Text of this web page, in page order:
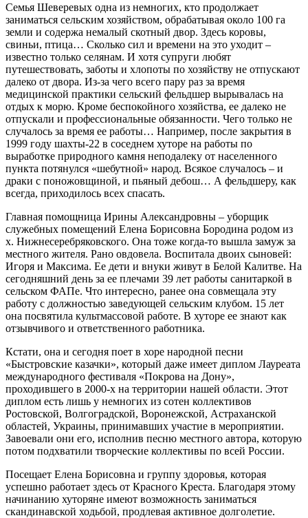
Семья Шеверевых одна из немногих, кто продолжает
заниматься сельским хозяйством, обрабатывая около 100 га
земли и содержа немалый скотный двор. Здесь коровы,
свиньи, птица… Сколько сил и времени на это уходит –
известно только селянам. И хотя супруги любят
путешествовать, заботы и хлопоты по хозяйству не отпускают
далеко от двора. Из-за чего всего пару раз за время
медицинской практики сельский фельдшер вырывалась на
отдых к морю. Кроме беспокойного хозяйства, ее далеко не
отпускали и профессиональные обязанности. Чего только не
случалось за время ее работы… Например, после закрытия в
1999 году шахты-22 в соседнем хуторе на работы по
выработке природного камня неподалеку от населенного
пункта потянулся «шебутной» народ. Всякое случалось – и
драки с поножовщиной, и пьяный дебош… А фельдшеру, как
всегда, приходилось всех спасать.
Главная помощница Ирины Александровны – уборщик
служебных помещений Елена Борисовна Бородина родом из
х. Нижнесеребряковского. Она тоже когда-то вышла замуж за
местного жителя. Рано овдовела. Воспитала двоих сыновей:
Игоря и Максима. Ее дети и внуки живут в Белой Калитве. На
сегодняшний день за ее плечами 39 лет работы санитаркой в
сельском ФАПе. Что интересно, ранее она совмещала эту
работу с должностью заведующей сельским клубом. 15 лет
она посвятила культмассовой работе. В хуторе ее знают как
отзывчивого и ответственного работника.
Кстати, она и сегодня поет в хоре народной песни
«Быстровские казачки», который даже имеет диплом Лауреата
международного фестиваля «Покрова на Дону»,
проходившего в 2000-х на территории нашей области. Этот
диплом есть лишь у немногих из сотен коллективов
Ростовской, Волгоградской, Воронежской, Астраханской
областей, Украины, принимавших участие в мероприятии.
Завоевали они его, исполнив песню местного автора, которую
потом подхватили творческие коллективы по всей России.
Посещает Елена Борисовна и группу здоровья, которая
успешно работает здесь от Красного Креста. Благодаря этому
начинанию хуторяне имеют возможность заниматься
скандинавской ходьбой, продлевая активное долголетие.